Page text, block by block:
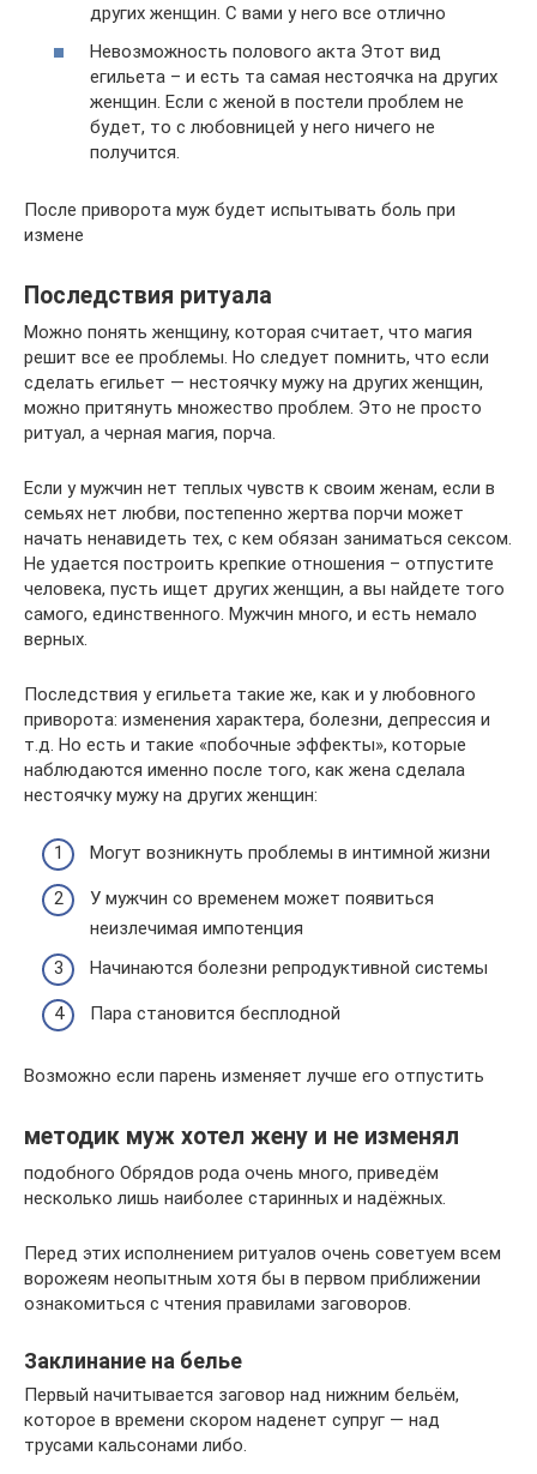
других женщин. С вами у него все отлично
Невозможность полового акта Этот вид
егильета – и есть та самая нестоячка на других
женщин. Если с женой в постели проблем не
будет, то с любовницей у него ничего не
получится.
После приворота муж будет испытывать боль при
измене
Последствия ритуала
Можно понять женщину, которая считает, что магия
решит все ее проблемы. Но следует помнить, что если
сделать егильет — нестоячку мужу на других женщин,
можно притянуть множество проблем. Это не просто
ритуал, а черная магия, порча.
Если у мужчин нет теплых чувств к своим женам, если в
семьях нет любви, постепенно жертва порчи может
начать ненавидеть тех, с кем обязан заниматься сексом.
Не удается построить крепкие отношения – отпустите
человека, пусть ищет других женщин, а вы найдете того
самого, единственного. Мужчин много, и есть немало
верных.
Последствия у егильета такие же, как и у любовного
приворота: изменения характера, болезни, депрессия и
т.д. Но есть и такие «побочные эффекты», которые
наблюдаются именно после того, как жена сделала
нестоячку мужу на других женщин:
Могут возникнуть проблемы в интимной жизни
У мужчин со временем может появиться
неизлечимая импотенция
Начинаются болезни репродуктивной системы
Пара становится бесплодной
Возможно если парень изменяет лучше его отпустить
методик муж хотел жену и не изменял
подобного Обрядов рода очень много, приведём
несколько лишь наиболее старинных и надёжных.
Перед этих исполнением ритуалов очень советуем всем
ворожеям неопытным хотя бы в первом приближении
ознакомиться с чтения правилами заговоров.
Заклинание на белье
Первый начитывается заговор над нижним бельём,
которое в времени скором наденет супруг — над
трусами кальсонами либо.